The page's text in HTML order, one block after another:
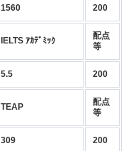
1560 200
IELTS ｱｶﾃﾞﾐｯｸ
配点
等
5.5 200
TEAP
配点
等
309 200